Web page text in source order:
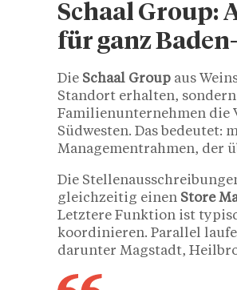
Schaal Group:
für ganz
Die Schaal Group aus
Standort erhalten,
Familienunternehmen die
Südwesten. Das bedeutet:
Managementrahmen, der
Die
gleichzeitig einen Store
Letztere Funktion ist
koordinieren. Parallel
darunter Magstadt,